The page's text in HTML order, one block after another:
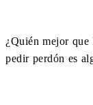
¿Quién mejor
pedir perdón es